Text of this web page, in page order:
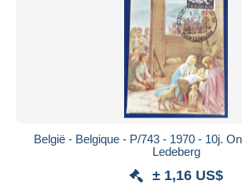
België - Belgique - P/743 - 1970 - 10j.
Ledeberg
± 1,16 US$